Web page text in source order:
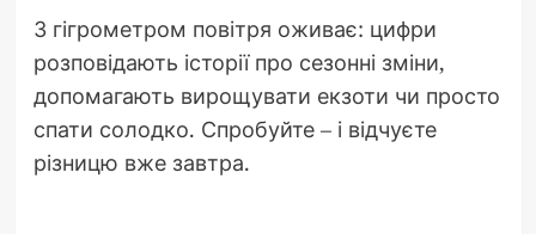
З гігрометром повітря оживає: цифри
розповідають історії про сезонні зміни,
допомагають вирощувати екзоти чи просто
спати солодко. Спробуйте – і відчуєте
різницю вже завтра.